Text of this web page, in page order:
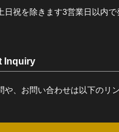
日祝を除きます3営業日以内で
Inquiry
や、お問い合わせは以下のリ